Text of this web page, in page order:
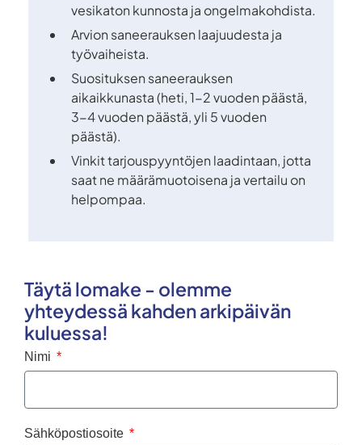
vesikaton kunnosta ja ongelmakohdista.
Arvion saneerauksen laajuudesta ja
työvaiheista.
Suosituksen saneerauksen
aikaikkunasta (heti, 1-2 vuoden päästä,
3-4 vuoden päästä, yli 5 vuoden
päästä).
Vinkit tarjouspyyntöjen laadintaan, jotta
saat ne määrämuotoisena ja vertailu on
helpompaa.
Täytä lomake - olemme
yhteydessä kahden arkipäivän
kuluessa!
Nimi
Sähköpostiosoite